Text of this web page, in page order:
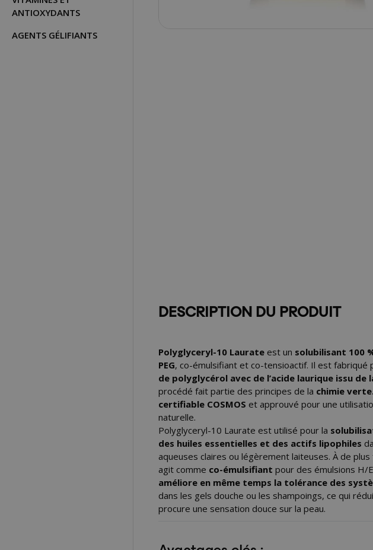
ANTIOXYDANTS
AGENTS GÉLIFIANTS
DESCRIPTION DU PRODUIT
Polyglyceryl-10 Laurate est un solubilisant 100
PEG, co-émulsifiant et co-tensioactif. Il est fabriqué
de polyglycérol avec de l’acide laurique issu de
procédé fait partie des principes de la chimie verte.
certifiable COSMOS et approuvé pour une
naturelle.
Polyglyceryl-10 Laurate est utilisé pour la
des huiles essentielles et des actifs lipophiles
aqueuses claires ou légèrement laiteuses. À de
agit comme co-émulsifiant pour des émulsions H/
améliore en même temps la tolérance des
dans les gels douche ou les shampoings, ce qui
procure une sensation douce sur la peau.